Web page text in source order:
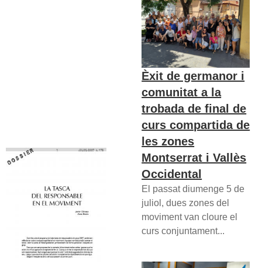
Èxit de germanor i
comunitat a la
trobada de final de
curs compartida de
les zones
Montserrat i Vallès
Occidental
El passat diumenge 5 de
juliol, dues zones del
moviment van cloure el
curs conjuntament...